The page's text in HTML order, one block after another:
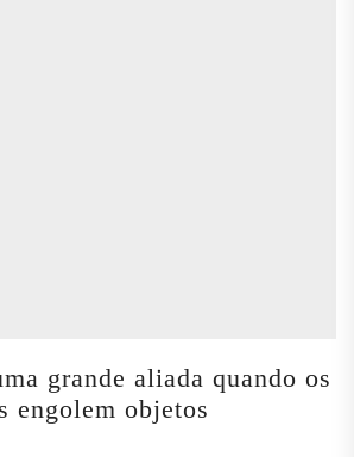
grande aliada quando os
engolem objetos